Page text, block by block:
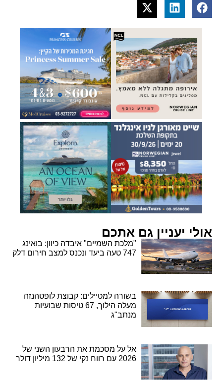
אולי יעניין גם אתכם
"מלכת השמיים" איבדה כיוון: בואינג
747 טעה ביעד ונכנס למצב חירום דלק
בשורה למטיילים: קבוצת לופטהנזה
מעלה הילוך, 67 טיסות שבועיות
מנתב"ג
אל על מסכמת את הרבעון השני של
2026 עם רווח נקי של 132 מיליון דולר